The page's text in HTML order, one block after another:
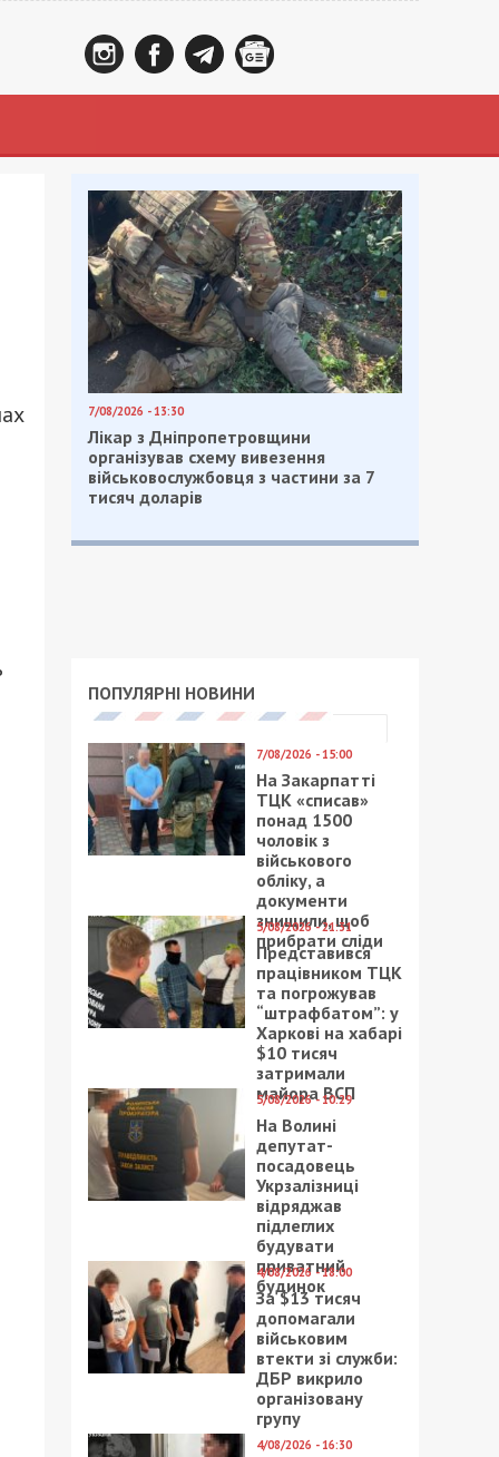
7/08/2026 - 13:30
Лікар з Дніпропетровщини
організував схему вивезення
військовослужбовця з частини за 7
тисяч доларів
ПОПУЛЯРНІ НОВИНИ
7/08/2026 - 15:00
На Закарпатті
ТЦК «списав»
понад 1500
чоловік з
військового
обліку, а
документи
знищили, щоб
прибрати сліди
5/08/2026 - 21:31
Представився
працівником ТЦК
та погрожував
“штрафбатом”: у
Харкові на хабарі
$10 тисяч
затримали
майора ВСП
5/08/2026 - 10:29
На Волині
депутат-
посадовець
Укрзалізниці
відряджав
підлеглих
будувати
приватний
будинок
4/08/2026 - 18:00
За $13 тисяч
допомагали
військовим
втекти зі служби:
ДБР викрило
організовану
групу
4/08/2026 - 16:30